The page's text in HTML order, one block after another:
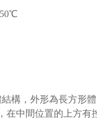
構，外形為長方形
在中間位置的上方有